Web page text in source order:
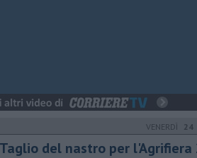
VENERDÌ 24
Taglio del nastro per l'Agrifiera